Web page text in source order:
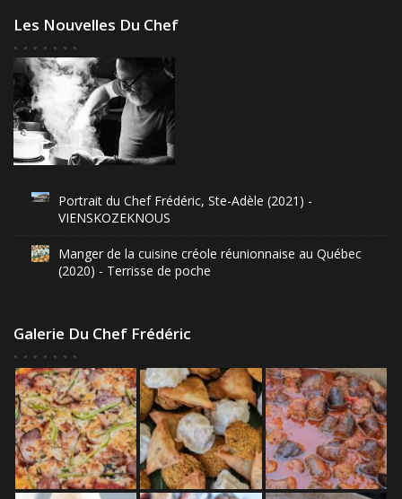
Les Nouvelles Du Chef
Portrait du Chef Frédéric, Ste-Adèle (2021) -
VIENSKOZEKNOUS
Manger de la cuisine créole réunionnaise au Québec
(2020) - Terrisse de poche
Galerie Du Chef Frédéric